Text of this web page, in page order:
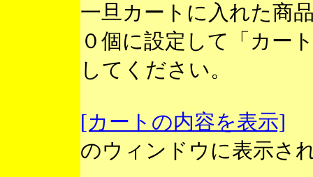
一旦カートに入れた商
０個に設定して「カー
してください。
[カートの内容を表示]
のウィンドウに表示さ